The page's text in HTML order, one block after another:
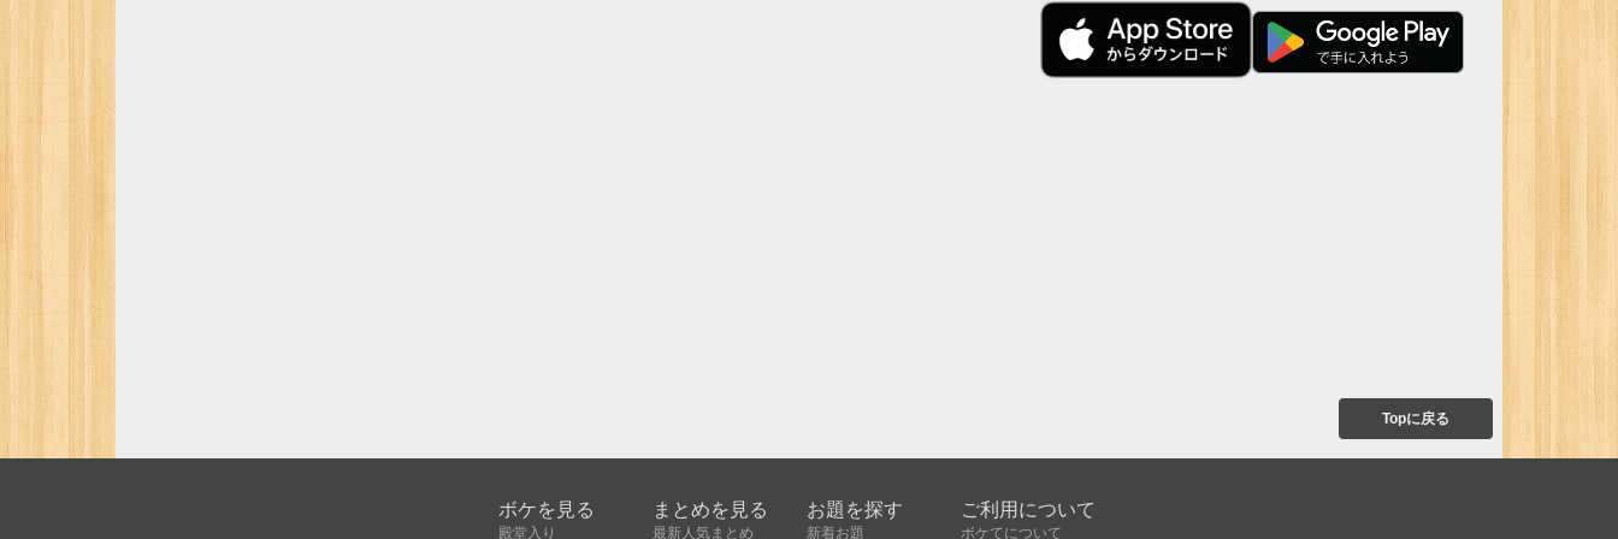
Topに戻る
ボケを見る
殿堂入り
まとめを見る
最新人気まとめ
お題を探す
新着お題
ご利用について
ボケてについて